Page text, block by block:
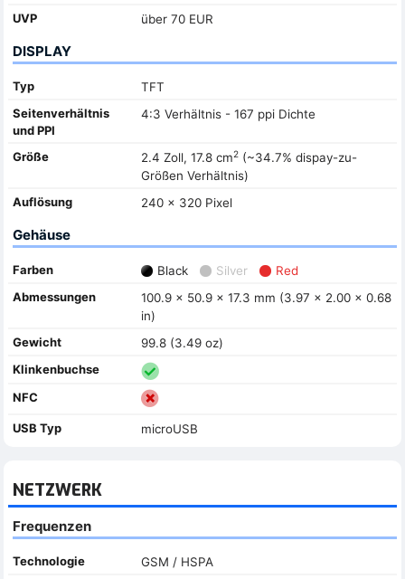
UVP über 70 EUR
DISPLAY
Typ
TFT
Seitenverhältnis
und PPI
4:3 Verhältnis - 167 ppi Dichte
Größe 2.4 Zoll, 17.8 cm2(~34.7% dispay-zu-
Größen Verhältnis)
Auflösung
240 x 320 Pixel
Gehäuse
Farben Black Silver
Red
Abmessungen
100.9 x 50.9 x 17.3 mm (3.97 x 2.00 x 0.68
in)
Gewicht
99.8 (3.49 oz)
Klinkenbuchse
NFC
USB Typ microUSB
NETZWERK
Frequenzen
Technologie
GSM / HSPA